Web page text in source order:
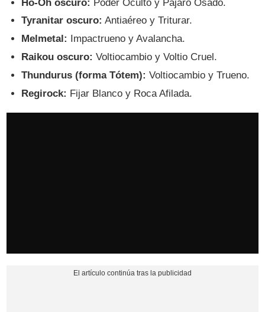
Ho-Oh oscuro: Poder Oculto y Pájaro Osado.
Tyranitar oscuro: Antiaéreo y Triturar.
Melmetal:
Impactrueno y Avalancha.
Raikou oscuro: Voltiocambio y Voltio Cruel.
Thundurus (forma Tótem): Voltiocambio y Trueno.
Regirock: Fijar Blanco y Roca Afilada.